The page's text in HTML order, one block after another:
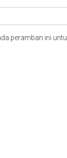
peramban ini